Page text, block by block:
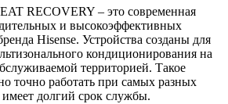
– это современная
и высокоэффективных
Hisense. Устройства созданы для
кондиционирования на
территорией. Такое
точно работать при самых разных
долгий срок службы.